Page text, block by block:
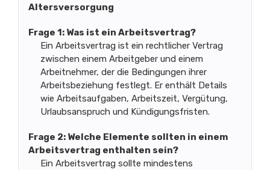
Altersversorgung
Frage 1: Was ist ein Arbeitsvertrag?
Ein Arbeitsvertrag ist ein rechtlicher Vertrag
zwischen einem Arbeitgeber und einem
Arbeitnehmer, der die Bedingungen ihrer
Arbeitsbeziehung festlegt. Er enthält Details
wie Arbeitsaufgaben, Arbeitszeit, Vergütung,
Urlaubsanspruch und Kündigungsfristen.
Frage 2: Welche Elemente sollten in einem
Arbeitsvertrag enthalten sein?
Ein Arbeitsvertrag sollte mindestens